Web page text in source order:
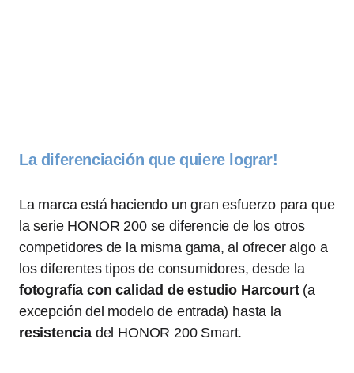
La diferenciación que quiere lograr!
La marca está haciendo un gran esfuerzo para que
la serie HONOR 200 se diferencie de los otros
competidores de la misma gama, al ofrecer algo a
los diferentes tipos de consumidores, desde la
fotografía con calidad de estudio Harcourt (a
excepción del modelo de entrada) hasta la
resistencia del HONOR 200 Smart.